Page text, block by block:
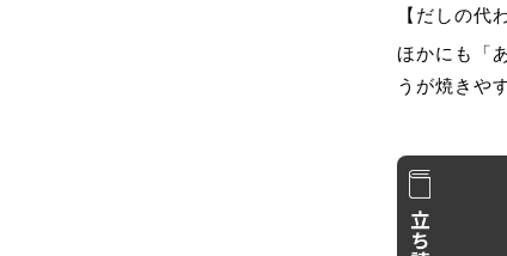
【だしの代
ほかにも「
うが焼きや